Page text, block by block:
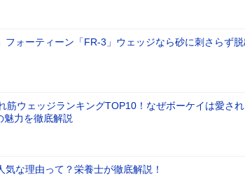
フォーティーン「FR-3」ウェッジなら砂に刺さらず
筋ウェッジランキングTOP10！なぜボーケイは愛さ
魅力を徹底解説
な理由って？栄養士が徹底解説！